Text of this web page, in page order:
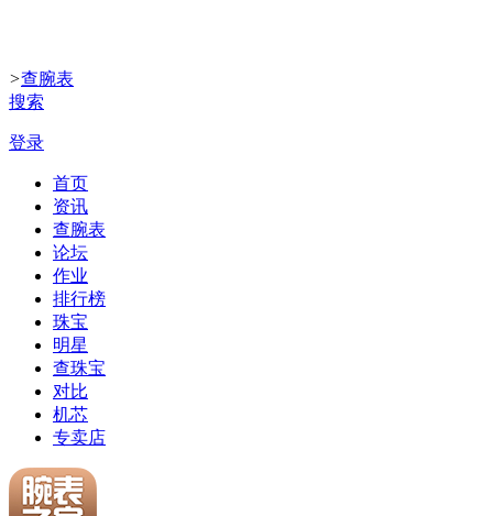
>查腕表
搜索
登录
首页
资讯
查腕表
论坛
作业
排行榜
珠宝
明星
查珠宝
对比
机芯
专卖店